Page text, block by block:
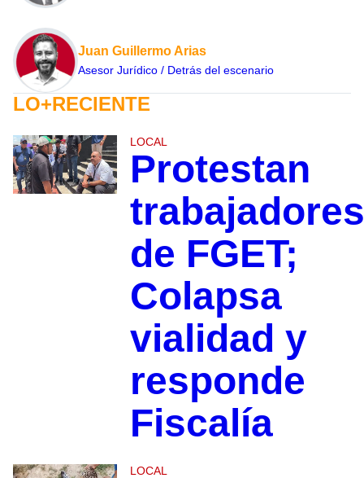
Juan Guillermo Arias
Asesor Jurídico / Detrás del escenario
LO+RECIENTE
LOCAL
Protestan
trabajadores
de FGET;
Colapsa
vialidad y
responde
Fiscalía
LOCAL